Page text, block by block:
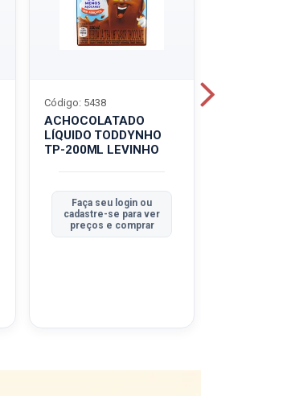
ACHOCOLATADO
LÍQUIDO TODDYNHO
TP-200ML LEVINHO
Código: 5438
Faça seu login ou
cadastre-se para ver
preços e comprar